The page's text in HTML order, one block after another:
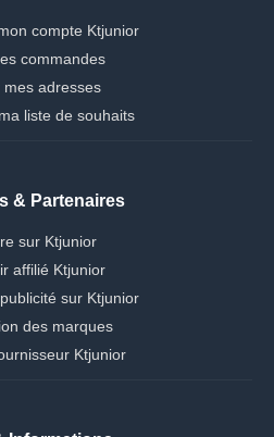
compte Ktjunior
commandes
mes adresses
liste de souhaits
& Partenaires
sur Ktjunior
affilié Ktjunior
sur Ktjunior
des marques
Ktjunior